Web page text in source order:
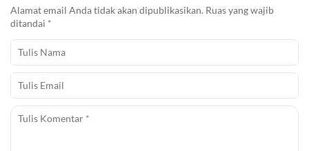
Alamat email Anda tidak akan dipublikasikan. Ruas yang wajib
ditandai *